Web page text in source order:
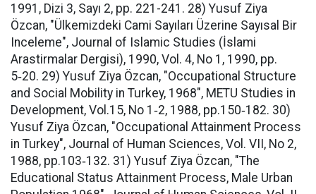
1991, Dizi 3, Sayı 2, pp. 221-241. 28) Yusuf Ziya
Özcan, "Ülkemizdeki Cami Sayıları Üzerine Sayısal Bir
Inceleme", Journal of Islamic Studies (İslami
Arastirmalar Dergisi), 1990, Vol. 4, No 1, 1990, pp.
5‑20. 29) Yusuf Ziya Özcan, "Occupational Structure
and Social Mobility in Turkey, 1968", METU Studies in
Development, Vol.15, No 1‑2, 1988, pp.150‑182. 30)
Yusuf Ziya Özcan, "Occupational Attainment Process
in Turkey", Journal of Human Sciences, Vol. VII, No 2,
1988, pp.103‑132. 31) Yusuf Ziya Özcan, "The
Educational Status Attainment Process, Male Urban